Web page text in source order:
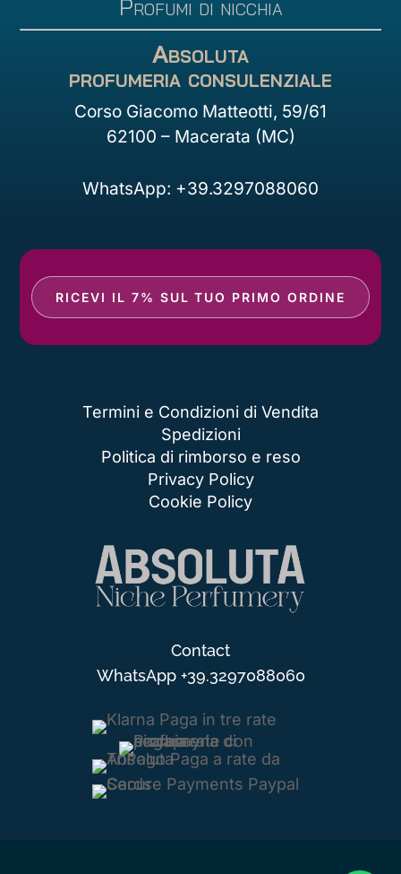
Profumi di nicchia
Absoluta
profumeria consulenziale
Corso Giacomo Matteotti, 59/61
62100 – Macerata (MC)
WhatsApp: +39.3297088060
RICEVI IL 7% SUL TUO PRIMO ORDINE
Termini e Condizioni di Vendita
Spedizioni
Politica di rimborso e reso
Privacy Policy
Cookie Policy
Contact
WhatsApp +39.3297088060